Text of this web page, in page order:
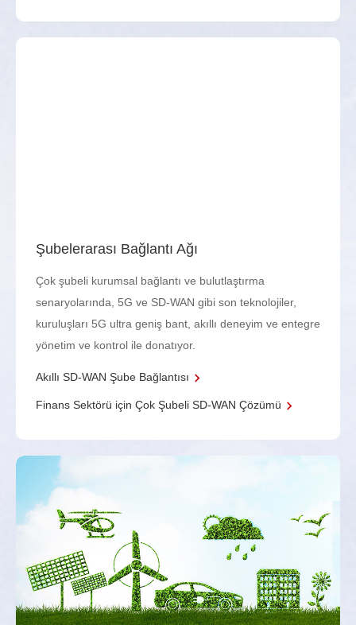
Şubelerarası Bağlantı Ağı
Çok şubeli kurumsal bağlantı ve bulutlaştırma
senaryolarında, 5G ve SD-WAN gibi son teknolojiler,
kuruluşları 5G ultra geniş bant, akıllı deneyim ve entegre
yönetim ve kontrol ile donatıyor.
Akıllı SD-WAN Şube Bağlantısı
Finans Sektörü için Çok Şubeli SD-WAN Çözümü